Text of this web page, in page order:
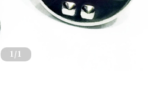
1 /1